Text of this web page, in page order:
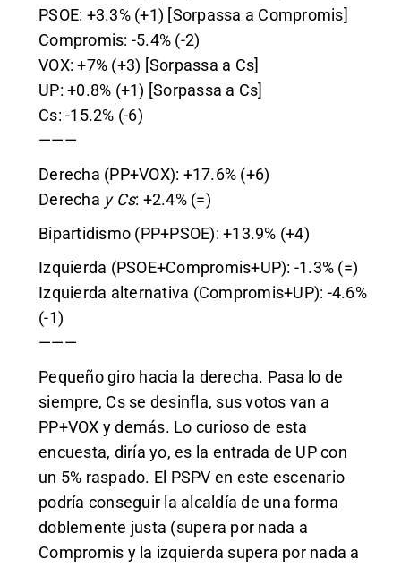
PSOE: +3.3% (+1) [Sorpassa a Compromis]
Compromis: -5.4% (-2)
VOX: +7% (+3) [Sorpassa a Cs]
UP: +0.8% (+1) [Sorpassa a Cs]
Cs: -15.2% (-6)
———
Derecha (PP+VOX): +17.6% (+6)
Derecha y Cs: +2.4% (=)
Bipartidismo (PP+PSOE): +13.9% (+4)
Izquierda (PSOE+Compromis+UP): -1.3% (=)
Izquierda alternativa (Compromis+UP): -4.6%
(-1)
———
Pequeño giro hacia la derecha. Pasa lo de
siempre, Cs se desinfla, sus votos van a
PP+VOX y demás. Lo curioso de esta
encuesta, diría yo, es la entrada de UP con
un 5% raspado. El PSPV en este escenario
podría conseguir la alcaldía de una forma
doblemente justa (supera por nada a
Compromis y la izquierda supera por nada a